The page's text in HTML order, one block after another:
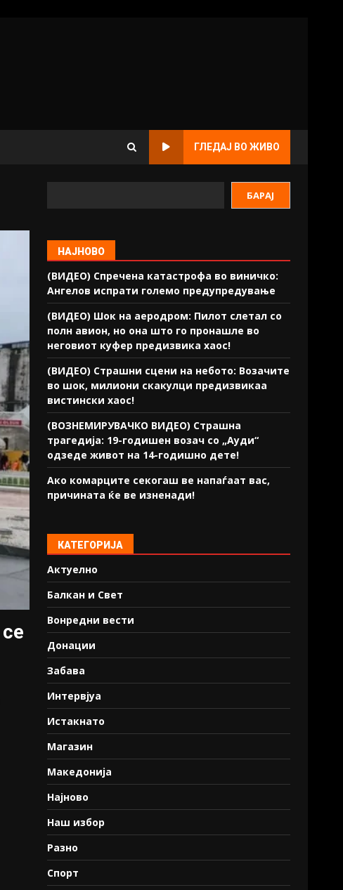
ГЛЕДАЈ ВО ЖИВО
БАРАЈ
НАЈНОВО
(ВИДЕО) Спречена катастрофа во виничко:
Ангелов испрати големо предупредување
(ВИДЕО) Шок на аеродром: Пилот слетал со
полн авион, но она што го пронашле во
неговиот куфер предизвика хаос!
(ВИДЕО) Страшни сцени на небото: Возачите
во шок, милиони скакулци предизвикаа
вистински хаос!
(ВОЗНЕМИРУВАЧКО ВИДЕО) Страшна
трагедија: 19-годишен возач со „Ауди“
одзеде живот на 14-годишно дете!
Ако комарците секогаш ве напаѓаат вас,
причината ќе ве изненади!
КАТЕГОРИЈА
Актуелно
Балкан и Свет
Вонредни вести
Донации
Забава
Интервјуа
Истакнато
Магазин
Македонија
Најново
Наш избор
Разно
Спорт